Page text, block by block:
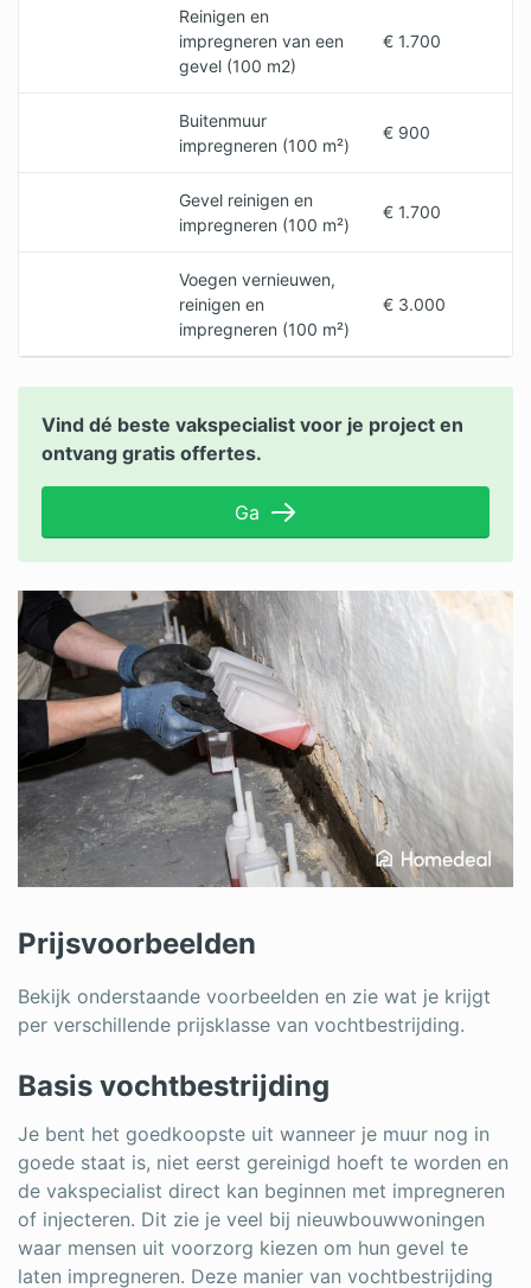
Reinigen en
impregneren van een
gevel (100 m2)
€ 1.700
Buitenmuur
impregneren (100 m²)
€ 900
Gevel reinigen en
impregneren (100 m²)
€ 1.700
Voegen vernieuwen,
reinigen en
impregneren (100 m²)
€ 3.000
Vind dé beste vakspecialist voor je project en
ontvang gratis offertes.
Ga
Prijsvoorbeelden
Bekijk onderstaande voorbeelden en zie wat je krijgt
per verschillende prijsklasse van vochtbestrijding.
Basis vochtbestrijding
Je bent het goedkoopste uit wanneer je muur nog in
goede staat is, niet eerst gereinigd hoeft te worden en
de vakspecialist direct kan beginnen met impregneren
of injecteren. Dit zie je veel bij nieuwbouwwoningen
waar mensen uit voorzorg kiezen om hun gevel te
laten impregneren. Deze manier van vochtbestrijding